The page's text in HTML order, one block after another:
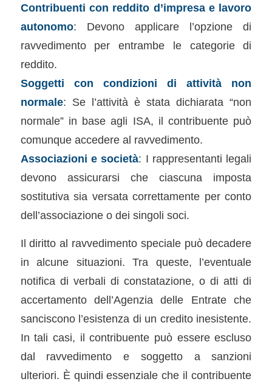
Contribuenti con reddito d’impresa e lavoro
autonomo: Devono applicare l’opzione di
ravvedimento per entrambe le categorie di
reddito.
Soggetti con condizioni di attività non
normale: Se l’attività è stata dichiarata “non
normale” in base agli ISA, il contribuente può
comunque accedere al ravvedimento.
Associazioni e società: I rappresentanti legali
devono assicurarsi che ciascuna imposta
sostitutiva sia versata correttamente per conto
dell’associazione o dei singoli soci.
Il diritto al ravvedimento speciale può decadere
in alcune situazioni. Tra queste, l’eventuale
notifica di verbali di constatazione, o di atti di
accertamento dell’Agenzia delle Entrate che
sanciscono l’esistenza di un credito inesistente.
In tali casi, il contribuente può essere escluso
dal ravvedimento e soggetto a sanzioni
ulteriori. È quindi essenziale che il contribuente